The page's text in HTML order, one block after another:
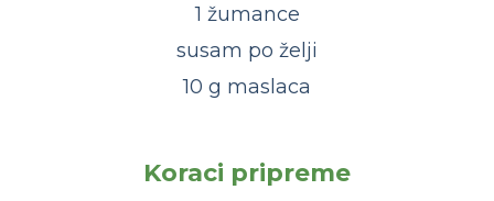
1 žumance
susam po želji
10 g maslaca
Koraci pripreme